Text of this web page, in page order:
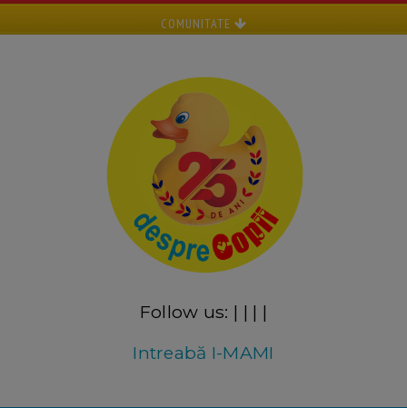
COMUNITATE
Follow us: | | | |
Intreabă I-MAMI